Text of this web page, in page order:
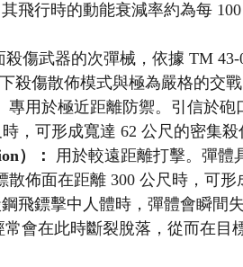
飛行時的動能衰減率約為每
殺傷武器的次彈械，依據 TM
殺傷散佈模式與極為嚴格的交戰
專用於極近距離防禦。引信於砲
，可形成寬達 62 公尺的密集殺
）：
用於較遠距離打擊。彈體
散佈面在距離 300 公尺時，可形
飛鏢擊中人體時，彈體會瞬間
會在此時斷裂脫落，從而在目